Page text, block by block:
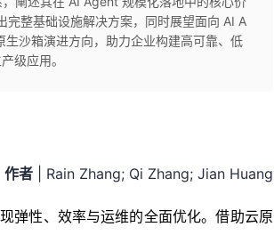
整基础设施解决方案，同时展望面向 AI A
沙箱演进方向，助力企业构建高可靠、低
级应用。
作者 | Rain Zhang; Qi Zhang; Jian Huang
弹性、效率与运维的全面优化。借助云原